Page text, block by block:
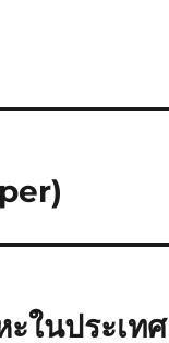
ในประเทศ